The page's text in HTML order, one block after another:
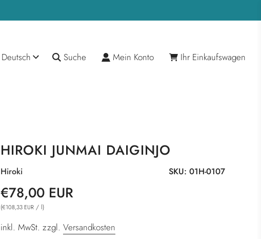
Deutsch Suche Mein Konto Ihr Einkaufswagen
HIROKI JUNMAI DAIGINJO
SKU: 01H-0107
Hiroki
Sonderpreis
Normaler
Preis
€78,00 EUR
(€108,33 EUR / l)
inkl. MwSt. zzgl.Versandkosten